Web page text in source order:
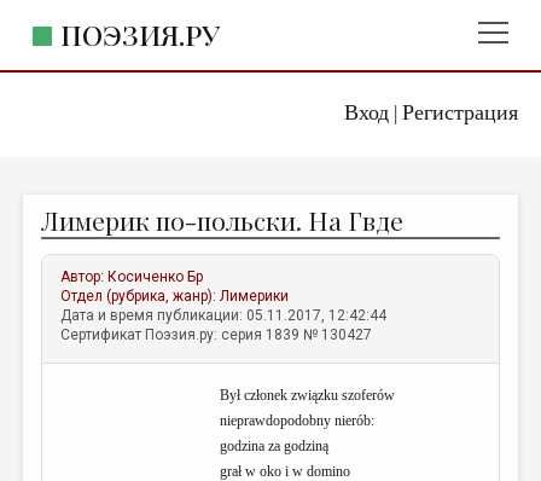
Вход| Регистрация
ПОЭЗИЯ.РУ
ЖАНРЫ
АВТОРЫ
КОММЕНТАРИИ
ЛИТСАЛОН
Лимерик по-польски. На Гвде
Автор: Косиченко Бр
Отдел (рубрика, жанр):Лимерики
Дата и время публикации: 05.11.2017, 12:42:44
Сертификат Поэзия.ру: серия 1839 № 130427
Był członek związku szoferów
nieprawdopodobny nierób:
godzina za godziną
grał w oko i w domino